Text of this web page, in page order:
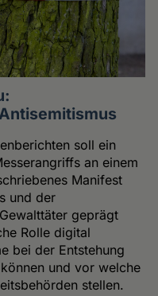
soll ein
an einem
Manifest
und der
geprägt
Rolle digital
bei der Entstehung
und vor welche
stellen.